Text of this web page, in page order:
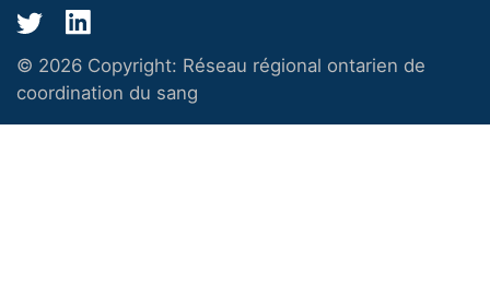
© 2026 Copyright: Réseau régional ontarien de
coordination du sang